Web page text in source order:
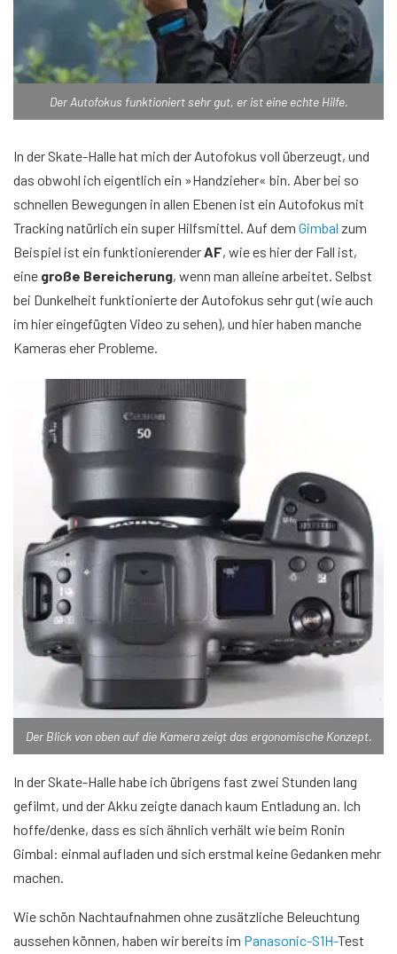
Der Autofokus funktioniert sehr gut, er ist eine echte Hilfe.
In der Skate-Halle hat mich der Autofokus voll überzeugt, und
das obwohl ich eigentlich ein »Handzieher« bin. Aber bei so
schnellen Bewegungen in allen Ebenen ist ein Autofokus mit
Tracking natürlich ein super Hilfsmittel. Auf dem Gimbal zum
Beispiel ist ein funktionierenderAF, wie es hier der Fall ist,
eine große Bereicherung, wenn man alleine arbeitet. Selbst
bei Dunkelheit funktionierte der Autofokus sehr gut (wie auch
im hier eingefügten Video zu sehen), und hier haben manche
Kameras eher Probleme.
Der Blick von oben auf die Kamera zeigt das ergonomische Konzept.
In der Skate-Halle habe ich übrigens fast zwei Stunden lang
gefilmt, und der Akku zeigte danach kaum Entladung an. Ich
hoffe/denke, dass es sich ähnlich verhält wie beim Ronin
Gimbal: einmal aufladen und sich erstmal keine Gedanken mehr
machen.
Wie schön Nachtaufnahmen ohne zusätzliche Beleuchtung
aussehen können, haben wir bereits im Panasonic-S1H-Test